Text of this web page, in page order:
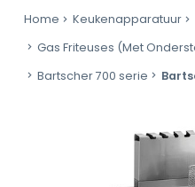
Home Keukenapparatuur
Gas Friteuses (Met
Bartscher 700 serie